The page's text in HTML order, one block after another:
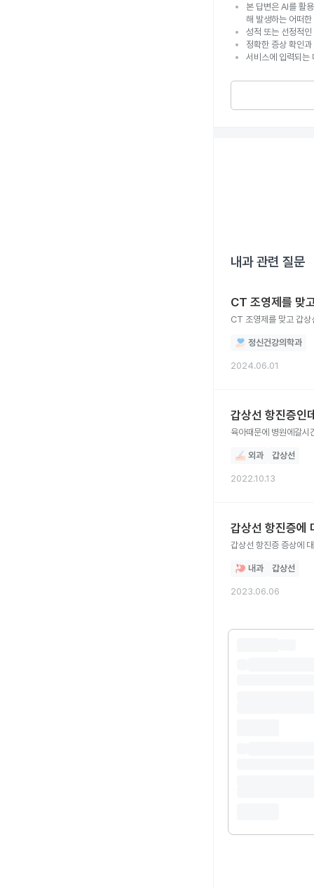
본 답변은 AI를 활
해 발생하는 어떠
성적 또는 선정적
정확한 증상 확인
서비스에 입력되
내과관련 질문
CT 조영제를 맞
CT 조영제를 맞고 갑상
정신건강의학과
2024.06.01
갑상선 항진증인
육아때문에 병원에갈시
외과 갑상선
2022.10.13
갑상선 항진증에
갑상선 항진증 증상에
내과 갑상선
2023.06.06